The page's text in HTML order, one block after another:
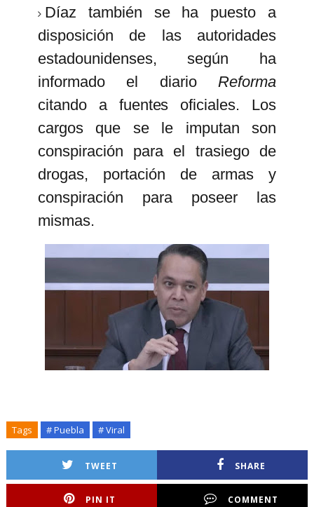
Díaz también se ha puesto a
disposición de las autoridades
estadounidenses, según ha
informado el diarioReforma
citando a fuentes oficiales. Los
cargos que se le imputan son
conspiración para el trasiego de
drogas, portación de armas y
conspiración para poseer las
mismas.
Tags # Puebla # Viral
TWEET SHARE
PIN IT COMMENT